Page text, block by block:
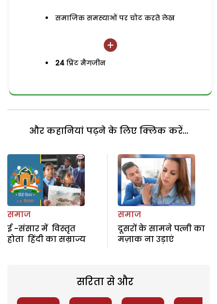
समाजिक समस्याओं पर चोट करते लेख
24 प्रिंट मैगजीन
और कहानियां पढ़ने के लिए क्लिक करें...
समाज
ई -संसार में विस्तृत
होता हिंदी का सम्राज्य
समाज
दूसरों के सामने पत्नी का
मज़ाक ना उड़ाएं
सरिता से और